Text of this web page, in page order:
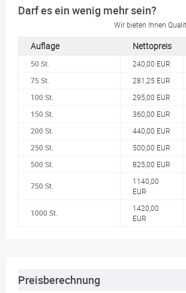
Darf es ein wenig mehr sein?
Wir bieten Ihnen
Auflage Nettopreis
50 St. 240,00 EUR
75 St.
281,25 EUR
100 St.
295,00 EUR
150 St.
360,00 EUR
200 St.
440,00 EUR
250 St.
500,00 EUR
500 St.
825,00 EUR
750 St.
1140,00
EUR
1000 St.
1420,00
EUR
Preisberechnung